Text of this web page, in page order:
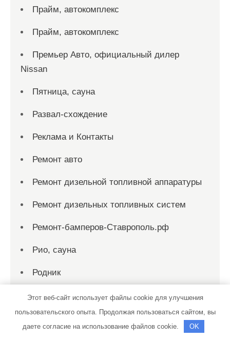
Прайм, автокомплекс
Прайм, автокомплекс
Премьер Авто, официальный дилер
Nissan
Пятница, сауна
Развал-схождение
Реклама и Контакты
Ремонт авто
Ремонт дизельной топливной аппаратуры
Ремонт дизельных топливных систем
Ремонт-бамперов-Ставрополь.рф
Рио, сауна
Родник
Родник, сауна
Русская баня на дровах
Этот веб-сайт использует файлы cookie для улучшения
пользовательского опыта. Продолжая пользоваться сайтом, вы
даете согласие на использование файлов cookie.
OK